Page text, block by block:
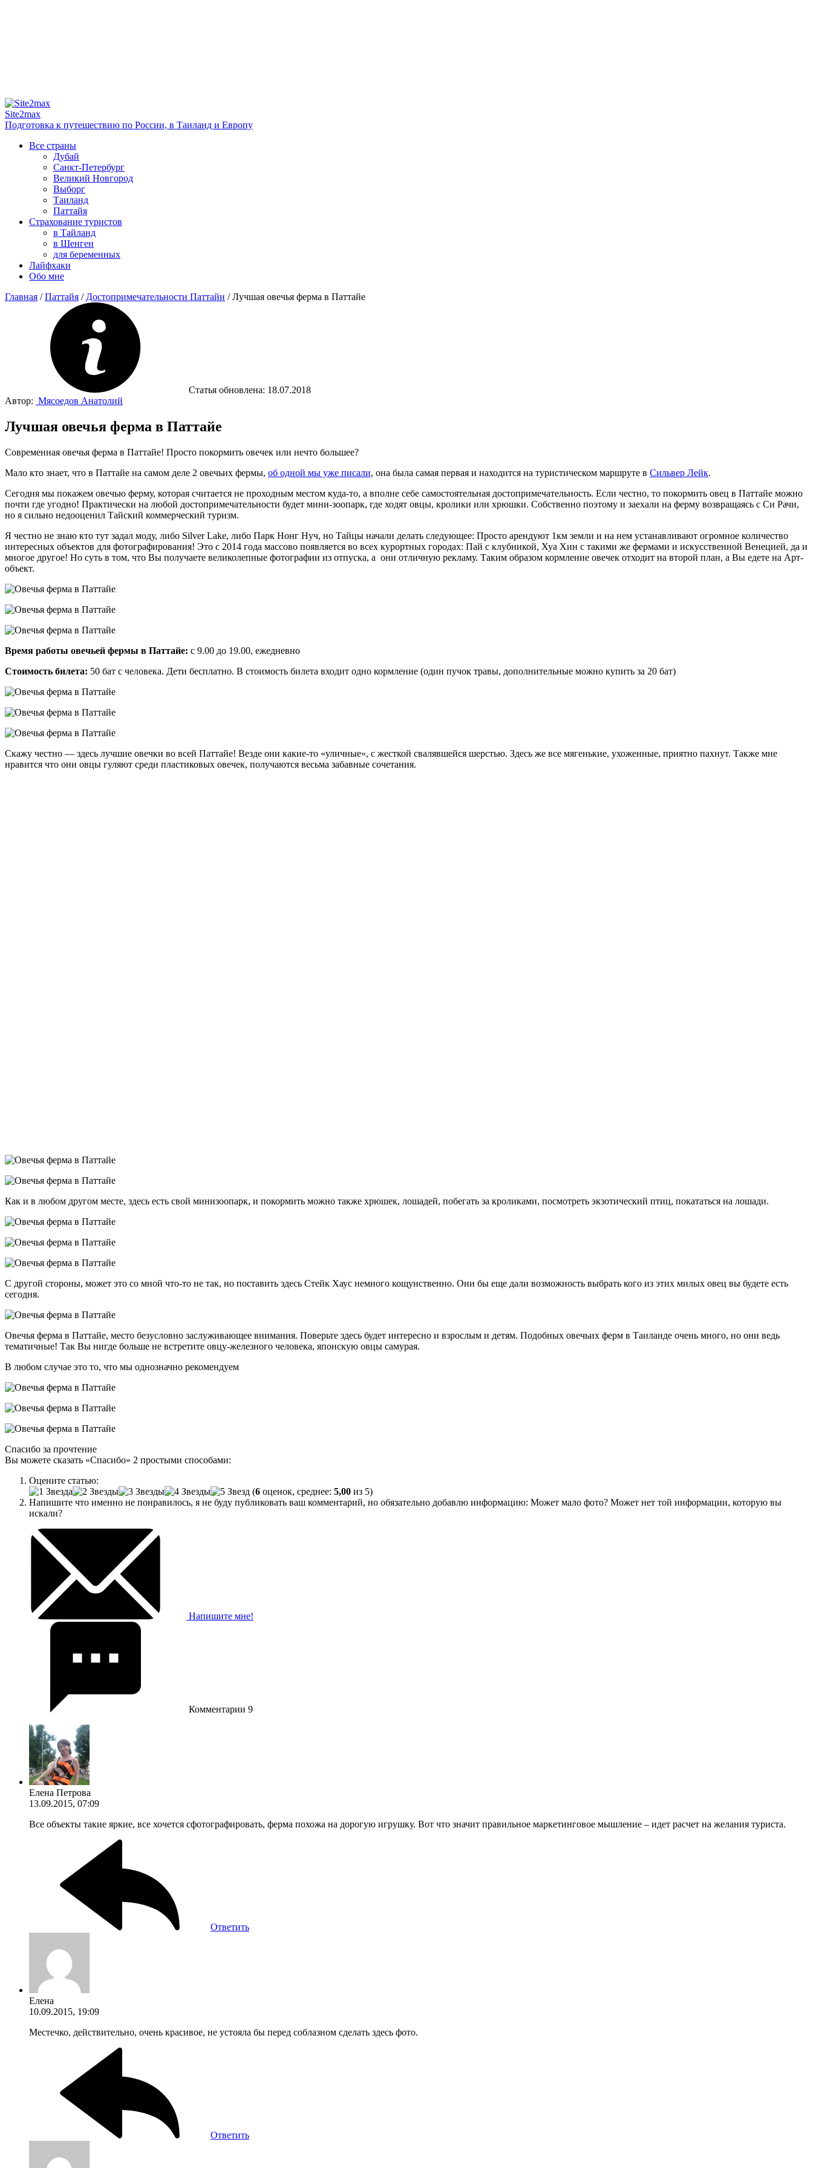
Site2max
Подготовка к путешествию по России, в Таиланд и Европу
Все страны
Дубай
Санкт-Петербург
Великий Новгород
Выборг
Таиланд
Паттайя
Страхование туристов
в Тайланд
в Шенген
для беременных
Лайфхаки
Обо мне
Главная / Паттайя / Достопримечательности Паттайи / Лучшая овечья ферма в Паттайе
Статья обновлена: 18.07.2018
Автор: Мясоедов Анатолий
Лучшая овечья ферма в Паттайе
Современная овечья ферма в Паттайе! Просто покормить овечек или нечто большее?
Мало кто знает, что в Паттайе на самом деле 2 овечьих фермы, об одной мы уже писали, она была самая первая и находится на туристическом маршруте в Сильвер Лейк.
Сегодня мы покажем овечью ферму, которая считается не проходным местом куда-то, а вполне себе самостоятельная достопримечательность. Если честно, то покормить овец в Паттайе можно
почти где угодно! Практически на любой достопримечательности будет мини-зоопарк, где ходят овцы, кролики или хрюшки. Собственно поэтому и заехали на ферму возвращаясь с Си Рачи,
но я сильно недооценил Тайский коммерческий туризм.
Я честно не знаю кто тут задал моду, либо Silver Lake, либо Парк Нонг Нуч, но Тайцы начали делать следующее: Просто арендуют 1км земли и на нем устанавливают огромное количество
интересных объектов для фотографирования! Это с 2014 года массово появляется во всех курортных городах: Пай с клубникой, Хуа Хин с такими же фермами и искусственной Венецией, да и
многое другое! Но суть в том, что Вы получаете великолепные фотографии из отпуска, а они отличную рекламу. Таким образом кормление овечек отходит на второй план, а Вы едете на Арт-
объект.
Время работы овечьей фермы в Паттайе: с 9.00 до 19.00, ежедневно
Стоимость билета: 50 бат с человека. Дети бесплатно. В стоимость билета входит одно кормление (один пучок травы, дополнительные можно купить за 20 бат)
Скажу честно — здесь лучшие овечки во всей Паттайе! Везде они какие-то «уличные», с жесткой свалявшейся шерстью. Здесь же все мягенькие, ухоженные, приятно пахнут. Также мне
нравится что они овцы гуляют среди пластиковых овечек, получаются весьма забавные сочетания.
Как и в любом другом месте, здесь есть свой минизоопарк, и покормить можно также хрюшек, лошадей, побегать за кроликами, посмотреть экзотический птиц, покататься на лошади.
С другой стороны, может это со мной что-то не так, но поставить здесь Стейк Хаус немного кощунственно. Они бы еще дали возможность выбрать кого из этих милых овец вы будете есть
сегодня.
Овечья ферма в Паттайе, место безусловно заслуживающее внимания. Поверьте здесь будет интересно и взрослым и детям. Подобных овечьих ферм в Таиланде очень много, но они ведь
тематичные! Так Вы нигде больше не встретите овцу-железного человека, японскую овцы самурая.
В любом случае это то, что мы однозначно рекомендуем
Спасибо за прочтение
Вы можете сказать «Спасибо» 2 простыми способами:
Оцените статью:
(6 оценок, среднее: 5,00 из 5)
Напишите что именно не понравилось, я не буду публиковать ваш комментарий, но обязательно добавлю информацию: Может мало фото? Может нет той информации, которую вы
искали?
Напишите мне!
Комментарии 9
Елена Петрова
13.09.2015, 07:09
Все объекты такие яркие, все хочется сфотографировать, ферма похожа на дорогую игрушку. Вот что значит правильное маркетинговое мышление – идет расчет на желания туриста.
Ответить
Елена
10.09.2015, 19:09
Местечко, действительно, очень красивое, не устояла бы перед соблазном сделать здесь фото.
Ответить